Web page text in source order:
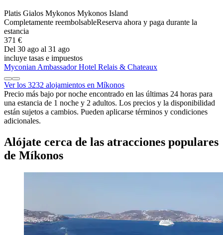
Platis Gialos Mykonos Mykonos Island
Completamente reembolsableReserva ahora y paga durante la
estancia
371 €
Del 30 ago al 31 ago
incluye tasas e impuestos
Myconian Ambassador Hotel Relais & Chateaux
Ver los 3232 alojamientos en Míkonos
Precio más bajo por noche encontrado en las últimas 24 horas para
una estancia de 1 noche y 2 adultos. Los precios y la disponibilidad
están sujetos a cambios. Pueden aplicarse términos y condiciones
adicionales.
Alójate cerca de las atracciones populares
de Míkonos